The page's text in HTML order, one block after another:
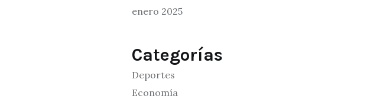
enero 2025
Categorías
Deportes
Economía